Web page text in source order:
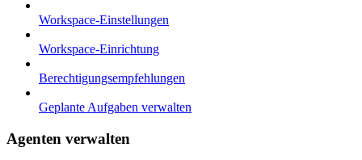
Workspace-Einstellungen
Workspace-Einrichtung
Berechtigungsempfehlungen
Geplante Aufgaben verwalten
Agenten verwalten